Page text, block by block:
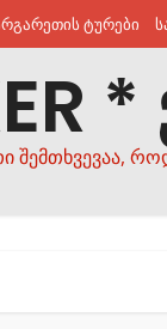
ტურები
შემთხვევაა,